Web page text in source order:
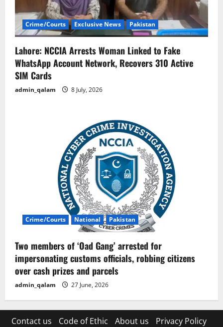
Crime/Courts Exclusive News Pakistan
Lahore: NCCIA Arrests Woman Linked to Fake
WhatsApp Account Network, Recovers 310 Active
SIM Cards
admin_qalam 8 July, 2026
Crime/Courts National Pakistan
Two members of ‘Oad Gang’ arrested for
impersonating customs officials, robbing citizens
over cash prizes and parcels
admin_qalam 27 June, 2026
Contact us Code of Ethic About us Privacy Policy